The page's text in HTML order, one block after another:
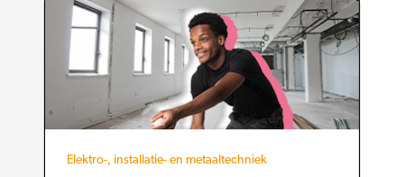
Elektro-, installatie- en metaaltechniek